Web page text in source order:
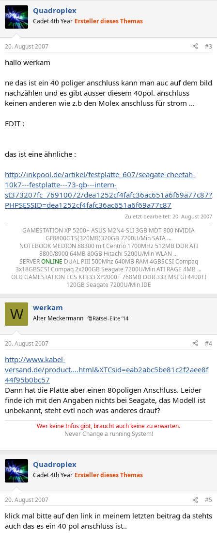
Quadroplex
Cadet 4th Year Ersteller dieses Themas
20. August 2007 #3
hallo werkam
ne das ist ein 40 poliger anschluss kann man auc auf dem bild
nachzählen und es gibt ausser diesem 40pol. anschluss
keinen anderen wie z.b den Molex anschluss für strom ...
EDIT :
das ist eine ähnliche :
http://inkpool.de/artikel/festplatte_607/seagate-cheetah-
10k7---festplatte---73-gb---intern-
st373207fc_76910072/dea1252cf4fafc36ac651a6f69a77c87?
PHPSESSID=dea1252cf4fafc36ac651a6f69a77c87
Zuletzt bearbeitet: 20. August 2007
GAMESTATION XP 5200+ ASUS M2N4-SLI 3GB MDT 800 NVIDIA
GF8800GTS(320MB)320GB 7200U/Min SATA ...
NOTEBOOK MEDION 88300 mit Centrio 1700MHz 512MB DDR ATI
8800/8900 64MB 80GB Hitachi 5200U/Min WLAN ...
SERVERONLINE DUAL PIII 500Mhz 640MB RAM 4GBSCSI Compaq
3x18GBSCSI Compaq 2x200GB Seagate 7200U/Min ATI RAGE 4MB ...
OLD GAMESTATION ECS KT333 XP2000+ 768MB DDR 333 MSI GF4400TI
120GB Seagate 7200U/Min IDE​
W werkam
Alter Meckermann 🎅Rätsel-Elite ’14
20. August 2007 #4
http://www.kabel-
versand.de/product....html&XTCsid=eab2abc5be81c2f2aee8f
44f95b0bc57
Dann hat die Platte aber einen 80poligen Anschluss. Leider
finde ich mit den Angaben nichts bei Seagate, das Modell ist
unbekannt, steht evtl noch was anderes drauf?
Wer keine Infos gibt, braucht auch keine zu erwarten.
Never Change a running System!
Quadroplex
Cadet 4th Year Ersteller dieses Themas
20. August 2007 #5
klick mal bitte auf den link in meinem letzten beitrag da stehts
auch das es ein 40 pol anschluss ist..